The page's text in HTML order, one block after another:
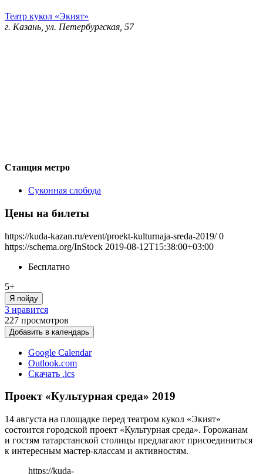
Театр кукол «Экият»
г. Казань, ул. Петербургская, 57
Станция метро
Суконная слобода
Цены на билеты
https://kuda-kazan.ru/event/proekt-kulturnaja-sreda-2019/ 0
https://schema.org/InStock 2019-08-12T15:38:00+03:00
Бесплатно
5+
Я пойду
3 нравится
227 просмотров
Добавить в календарь
Google Calendar
Outlook.com
Скачать .ics
Проект «Культурная среда» 2019
14 августа на площадке перед театром кукол «Экият»
состоится городской проект «Культурная среда». Горожанам
и гостям татарстанской столицы предлагают присоединиться
к интересным мастер-классам и активностям.
https://kuda-